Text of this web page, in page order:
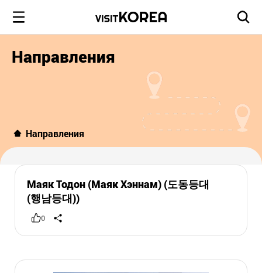
Направления
Направления
Маяк Тодон (Маяк Хэннам) (도동등대
(행남등대))
0